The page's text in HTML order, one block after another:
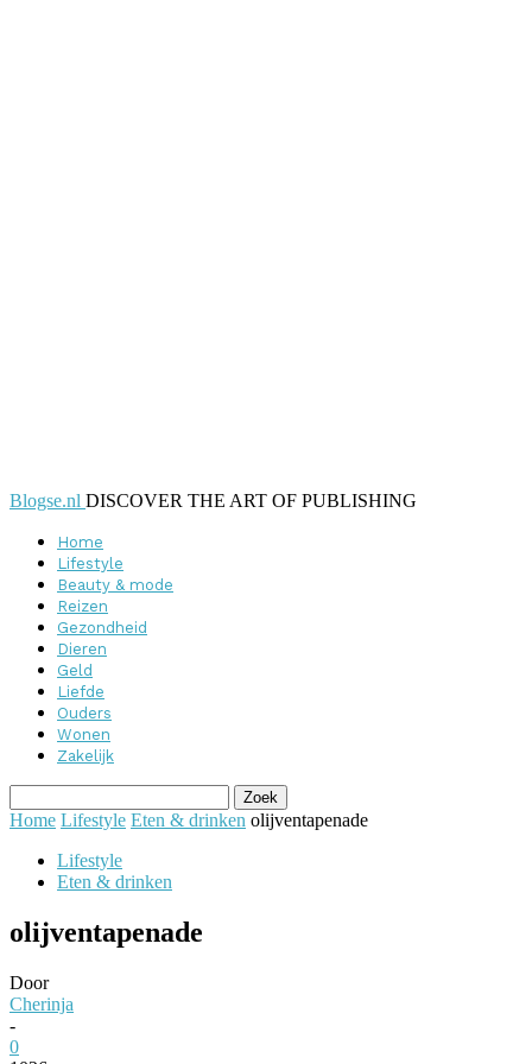
Blogse.nl DISCOVER THE ART OF PUBLISHING
Home
Lifestyle
Beauty & mode
Reizen
Gezondheid
Dieren
Geld
Liefde
Ouders
Wonen
Zakelijk
Home Lifestyle Eten & drinken olijventapenade
Lifestyle
Eten & drinken
olijventapenade
Door
Cherinja
-
0